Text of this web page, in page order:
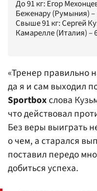
До 91 кг: Егор
Беженару (Румыния) –
Свыше 91 кг: Сергей
Камарелле (Италия) –
«Тренер правильно
да я и сам выходил
Sportboxслова
что действовал
Без веры выиграть
о чем, а старался
поставил передо
добиться успеха.